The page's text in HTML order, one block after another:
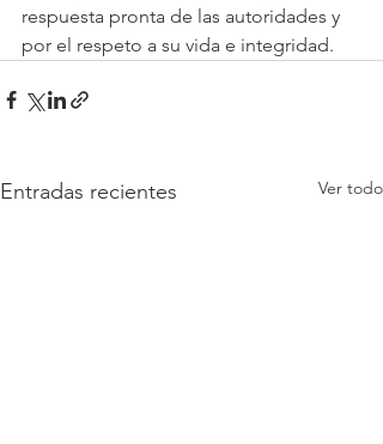
respuesta pronta de las autoridades y
por el respeto a su vida e integridad.
Entradas recientes Ver todo